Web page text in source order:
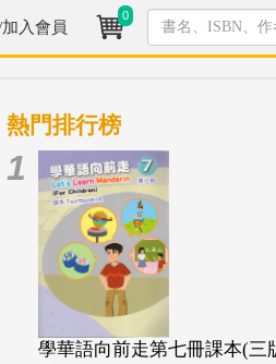
入會員
0
熱門排行榜
1
學華語向前走第七冊課本(三